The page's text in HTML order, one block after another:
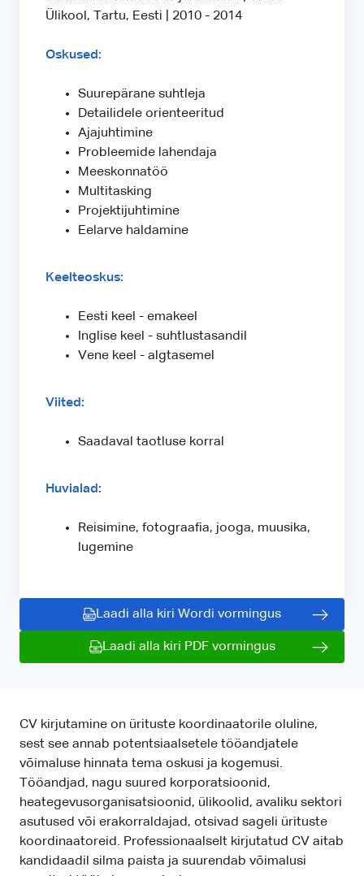
Ülikool, Tartu, Eesti | 2010 - 2014
Oskused:
Suurepärane suhtleja
Detailidele orienteeritud
Ajajuhtimine
Probleemide lahendaja
Meeskonnatöö
Multitasking
Projektijuhtimine
Eelarve haldamine
Keelteoskus:
Eesti keel - emakeel
Inglise keel - suhtlustasandil
Vene keel - algtasemel
Viited:
Saadaval taotluse korral
Huvialad:
Reisimine, fotograafia, jooga, muusika,
lugemine
Laadi alla kiri Wordi vormingus
Laadi alla kiri PDF vormingus
CV kirjutamine on ürituste koordinaatorile oluline,
sest see annab potentsiaalsetele tööandjatele
võimaluse hinnata tema oskusi ja kogemusi.
Tööandjad, nagu suured korporatsioonid,
heategevusorganisatsioonid, ülikoolid, avaliku sektori
asutused või erakorraldajad, otsivad sageli ürituste
koordinaatoreid. Professionaalselt kirjutatud CV aitab
kandidaadil silma paista ja suurendab võimalusi